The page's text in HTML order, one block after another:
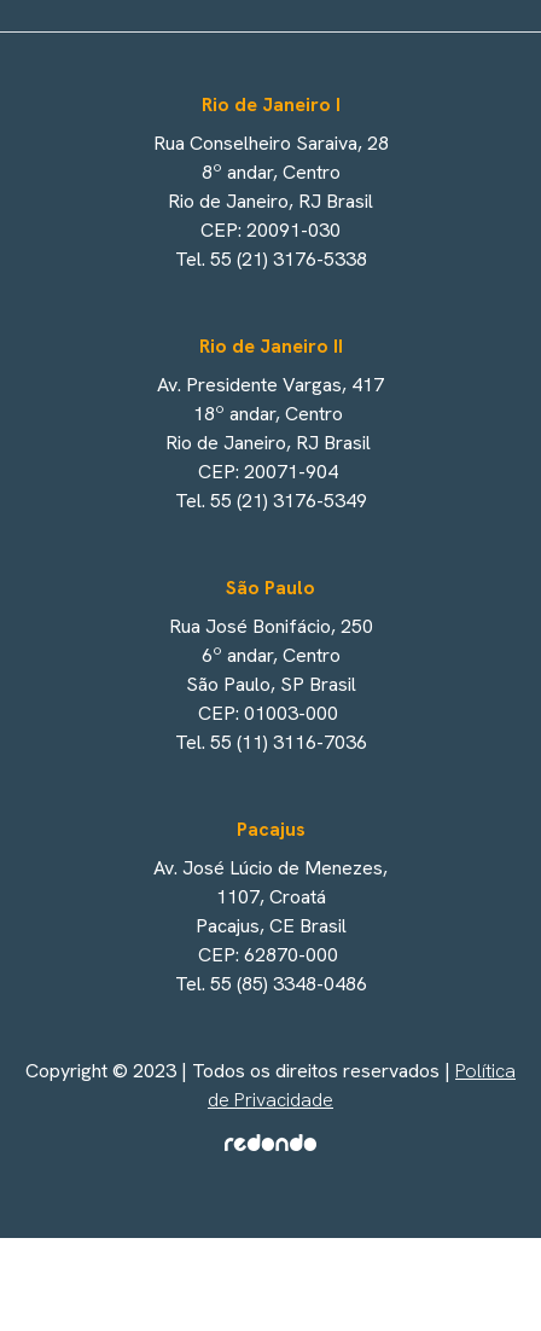
Rio de Janeiro I
Rua Conselheiro Saraiva, 28
8º andar, Centro
Rio de Janeiro, RJ Brasil
CEP: 20091-030
Tel. 55 (21) 3176-5338
Rio de Janeiro II
Av. Presidente Vargas, 417
18º andar, Centro
Rio de Janeiro, RJ Brasil
CEP: 20071-904
Tel. 55 (21) 3176-5349
São Paulo
Rua José Bonifácio, 250
6º andar, Centro
São Paulo, SP Brasil
CEP: 01003-000
Tel. 55 (11) 3116-7036
Pacajus
Av. José Lúcio de Menezes,
1107, Croatá
Pacajus, CE Brasil
CEP: 62870-000
Tel. 55 (85) 3348-0486
Copyright © 2023 | Todos os direitos reservados | Política
de Privacidade